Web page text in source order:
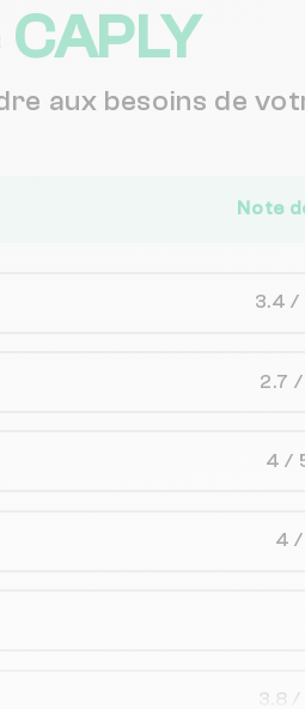
CAPLY
aux besoins de
Note
3.4 /
2.7
4 /
4 /
3.8 /